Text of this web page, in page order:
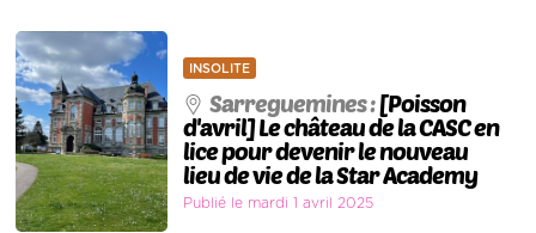
INSOLITE
Sarreguemines :[Poisson
d'avril] Le château de la CASC en
lice pour devenir le nouveau
lieu de vie de la Star Academy
Publié le mardi 1 avril 2025